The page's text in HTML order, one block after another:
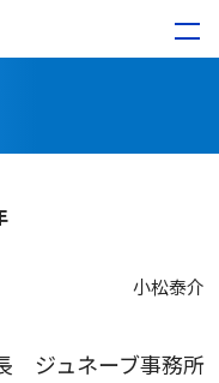
小松泰介
ジュネーブ事務所